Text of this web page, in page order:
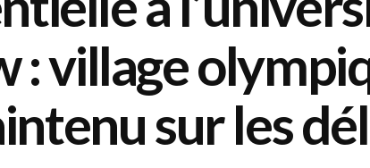
village
sur les